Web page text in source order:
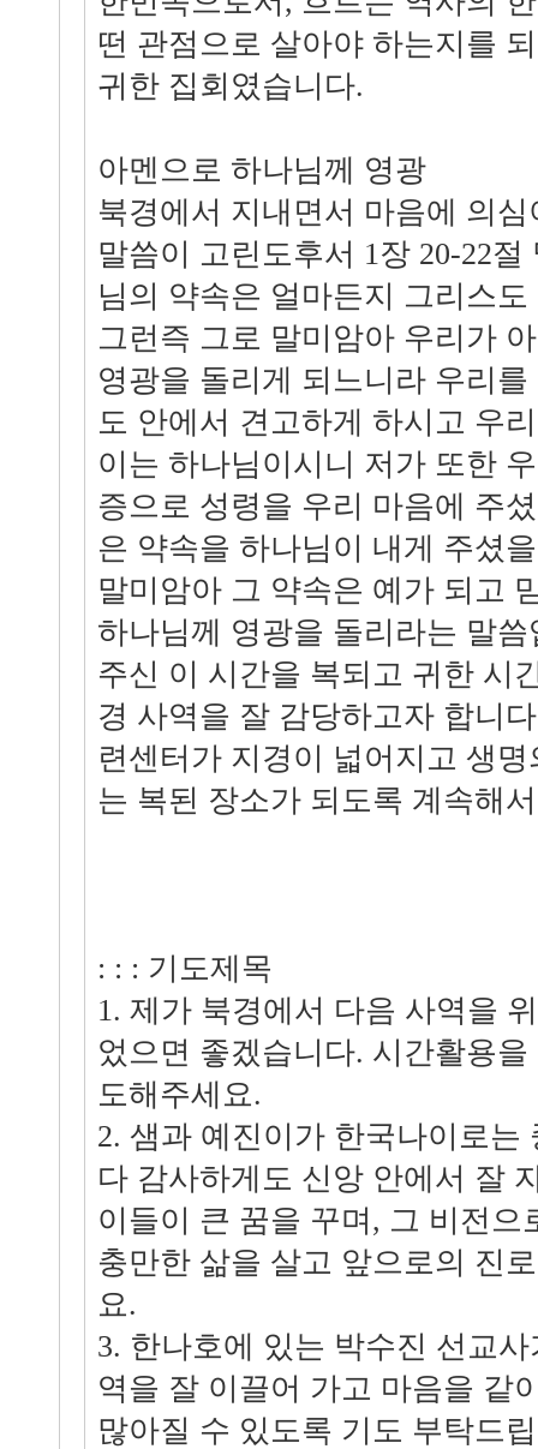
떤 관점으로 살아야 하는지를
귀한 집회였습니다.
아멘으로 하나님께 영광
북경에서 지내면서 마음에 의
말씀이 고린도후서 1장 20-22절
님의 약속은 얼마든지 그리스
그런즉 그로 말미암아 우리가
영광을 돌리게 되느니라 우리
도 안에서 견고하게 하시고 우
이는 하나님이시니 저가 또한
증으로 성령을 우리 마음에 주
은 약속을 하나님이 내게 주셨
말미암아 그 약속은 예가 되고
하나님께 영광을 돌리라는 말
주신 이 시간을 복되고 귀한 시
경 사역을 잘 감당하고자 합니
련센터가 지경이 넓어지고 생
는 복된 장소가 되도록 계속해
: : : 기도제목
1. 제가 북경에서 다음 사역을
었으면 좋겠습니다. 시간활용
도해주세요.
2. 샘과 예진이가 한국나이로는
다 감사하게도 신앙 안에서 잘
이들이 큰 꿈을 꾸며, 그 비전으
충만한 삶을 살고 앞으로의 진
요.
3. 한나호에 있는 박수진 선교
역을 잘 이끌어 가고 마음을 같
많아질 수 있도록 기도 부탁드